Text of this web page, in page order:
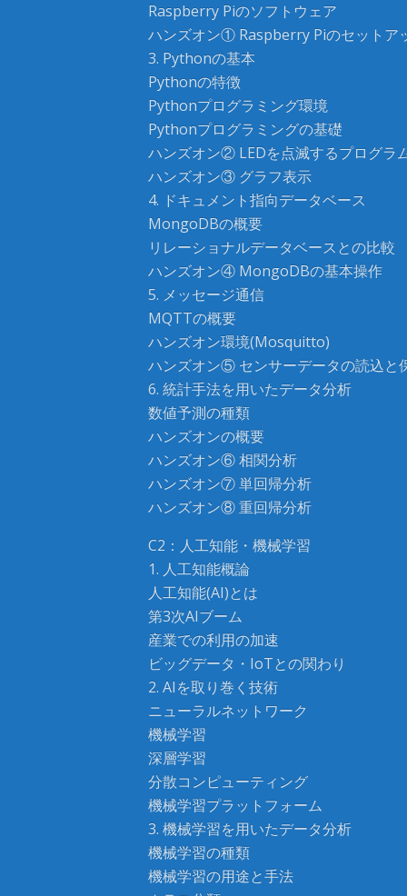
Raspberry Piのソフトウェア
ハンズオン① Raspberry Piのセットア
3. Pythonの基本
Pythonの特徴
Pythonプログラミング環境
Pythonプログラミングの基礎
ハンズオン② LEDを点滅するプログラ
ハンズオン③ グラフ表示
4. ドキュメント指向データベース
MongoDBの概要
リレーショナルデータベースとの比較
ハンズオン④ MongoDBの基本操作
5. メッセージ通信
MQTTの概要
ハンズオン環境(Mosquitto)
ハンズオン⑤ センサーデータの読込と
6. 統計手法を用いたデータ分析
数値予測の種類
ハンズオンの概要
ハンズオン⑥ 相関分析
ハンズオン⑦ 単回帰分析
ハンズオン⑧ 重回帰分析
C2：人工知能・機械学習
1. 人工知能概論
人工知能(AI)とは
第3次AIブーム
産業での利用の加速
ビッグデータ・IoTとの関わり
2. AIを取り巻く技術
ニューラルネットワーク
機械学習
深層学習
分散コンピューティング
機械学習プラットフォーム
3. 機械学習を用いたデータ分析
機械学習の種類
機械学習の用途と手法